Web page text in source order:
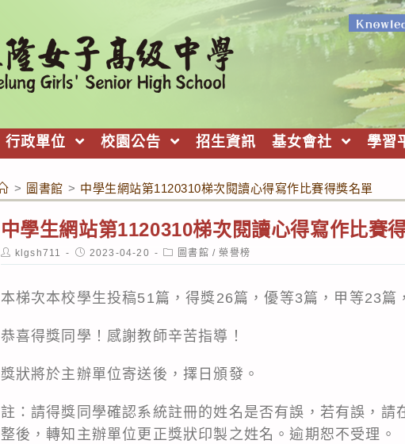
行政單位 校園公告 招生資訊 基女會社 學習
> 圖書館 > 中學生網站第1120310梯次閱讀心得寫作比賽得獎名單
中學生網站第1120310梯次閱讀心得寫作比賽
Post
author:
klgsh711
Post
published:
2023-04-20
Post
category:
圖書館 / 榮譽榜
本梯次本校學生投稿51篇，得獎26篇，優等3篇，甲等23篇
恭喜得獎同學！感謝教師辛苦指導！
獎狀將於主辦單位寄送後，擇日頒發。
註：請得獎同學確認系統註冊的姓名是否有誤，若有誤，
整後，轉知主辦單位更正獎狀印製之姓名。逾期恕不受理。